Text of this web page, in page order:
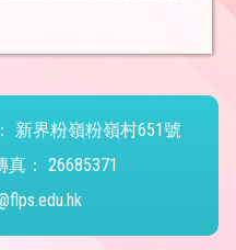
新界粉嶺粉嶺村651號
真： 26685371